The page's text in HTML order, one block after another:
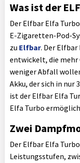
Was ist der
Der Elfbar Elfa
E-Zigaretten-Pod-
zu Elfbar. Der
entwickelt, die mehr
weniger Abfall
Akku, der sich in nur
ist der Elfbar Elfa
Elfa Turbo
Zwei
Der Elfbar Elfa
Leistungsstufen,